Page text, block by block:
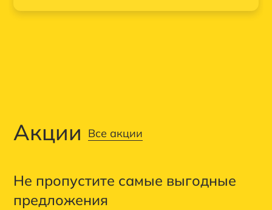
Акции Все акции
Не пропустите самые выгодные
предложения